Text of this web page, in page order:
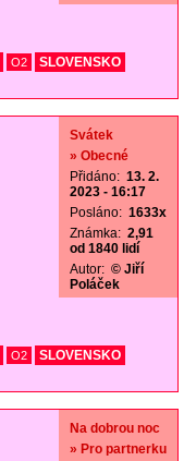
O2
SLOVENSKO
Svátek
» Obecné
Přidáno: 13. 2.
2023 - 16:17
Posláno: 1633x
Známka: 2,91
od 1840 lidí
Autor: © Jiří
Poláček
O2
SLOVENSKO
Na dobrou noc
» Pro partnerku